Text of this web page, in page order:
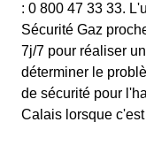
: 0 800 47 33 33.
Sécurité Gaz
7j/7 pour réaliser
déterminer le
de sécurité pour
Calais lorsque